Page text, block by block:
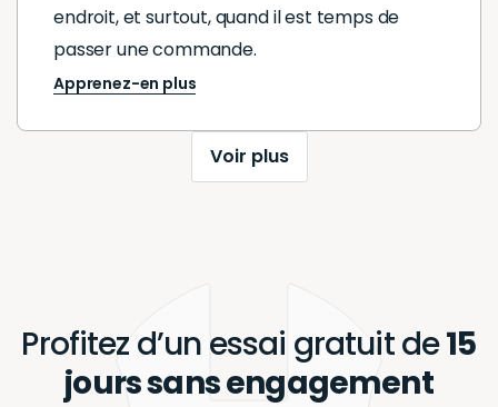
endroit, et surtout, quand il est temps de
passer une commande.
Apprenez-en plus
Voir plus
Profitez d’un essai gratuit de15
jours sans engagement